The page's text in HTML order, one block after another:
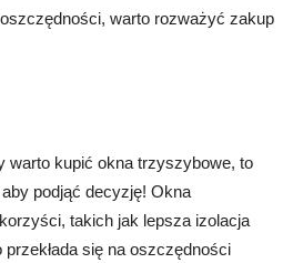
warto rozważyć zakup
warto kupić okna trzyszybowe, to
podjąć decyzję! Okna
takich jak lepsza izolacja
się na oszczędności